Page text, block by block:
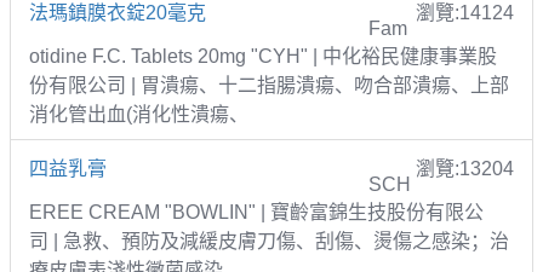
法瑪鎮膜衣錠20毫克 瀏覽:14124
Fam
otidine F.C. Tablets 20mg "CYH" | 中化裕民健康事業股
份有限公司 | 胃潰瘍、十二指腸潰瘍、吻合部潰瘍、上部
消化管出血(消化性潰瘍、
四益乳膏 瀏覽:13204
SCH
EREE CREAM "BOWLIN" | 寶齡富錦生技股份有限公
司 | 急救、預防及減緩皮膚刀傷、刮傷、燙傷之感染；治